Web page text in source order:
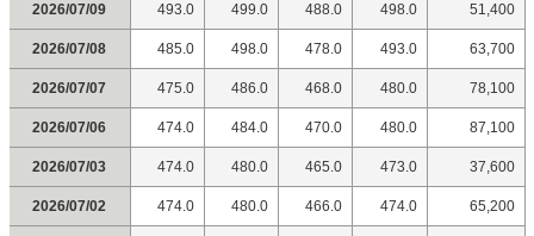
2026/07/09 493.0 499.0 488.0 498.0 51,400
2026/07/08 485.0 498.0 478.0 493.0 63,700
2026/07/07 475.0 486.0 468.0 480.0 78,100
2026/07/06 474.0 484.0 470.0 480.0 87,100
2026/07/03 474.0 480.0 465.0 473.0 37,600
2026/07/02 474.0 480.0 466.0 474.0 65,200